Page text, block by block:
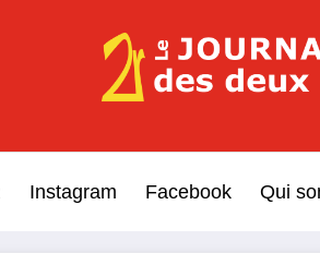
Le Journal
Instagram Facebook Qui